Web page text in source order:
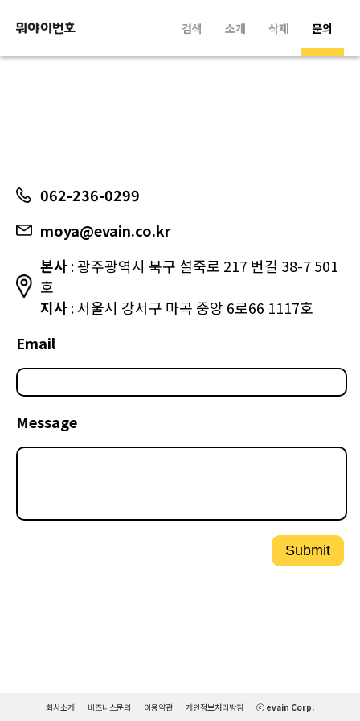
검색 소개 삭제 문의
062-236-0299
moya@evain.co.kr
본사: 광주광역시 북구 설죽로 217 번길 38-7 501
호
지사: 서울시 강서구 마곡 중앙 6로66 1117호
Email
Message
Submit
회사소개 비즈니스문의 이용약관 개인정보처리방침 ⓒ evain Corp.